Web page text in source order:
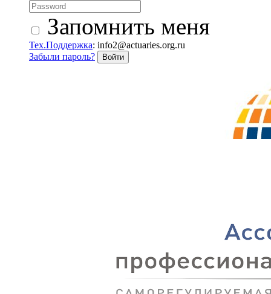
Запомнить меня
Тех.Поддержка: info2@actuaries.org.ru
Забыли пароль?
Войти